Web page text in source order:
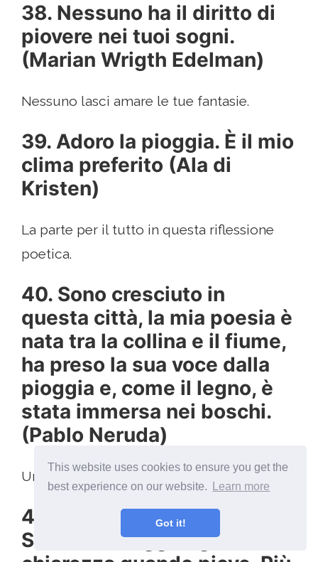
This website uses cookies to ensure you get the
best experience on our website.
Learn more
Got it!
38. Nessuno ha il diritto di
piovere nei tuoi sogni.
(Marian Wrigth Edelman)
Nessuno lasci amare le tue fantasie.
39. Adoro la pioggia. È il mio
clima preferito (Ala di
Kristen)
La parte per il tutto in questa riflessione
poetica.
40. Sono cresciuto in
questa città, la mia poesia è
nata tra la collina e il fiume,
ha preso la sua voce dalla
pioggia e, come il legno, è
stata immersa nei boschi.
(Pablo Neruda)
Un estratto da una poesia di Neruda.
41. La pioggia fa bene a me.
Sento che raggiungo la vera